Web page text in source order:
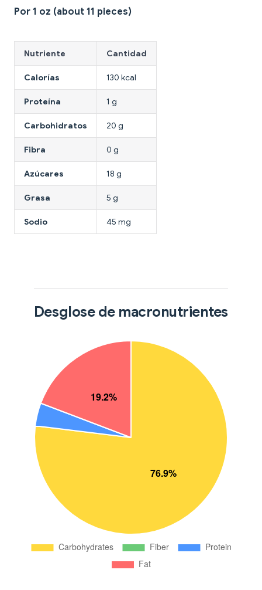
Por 1 oz (about 11 pieces)
Nutriente Cantidad
Calorías 130 kcal
Proteína 1 g
Carbohidratos 20 g
Fibra 0 g
Azúcares 18 g
Grasa 5 g
Sodio 45 mg
Desglose de macronutrientes